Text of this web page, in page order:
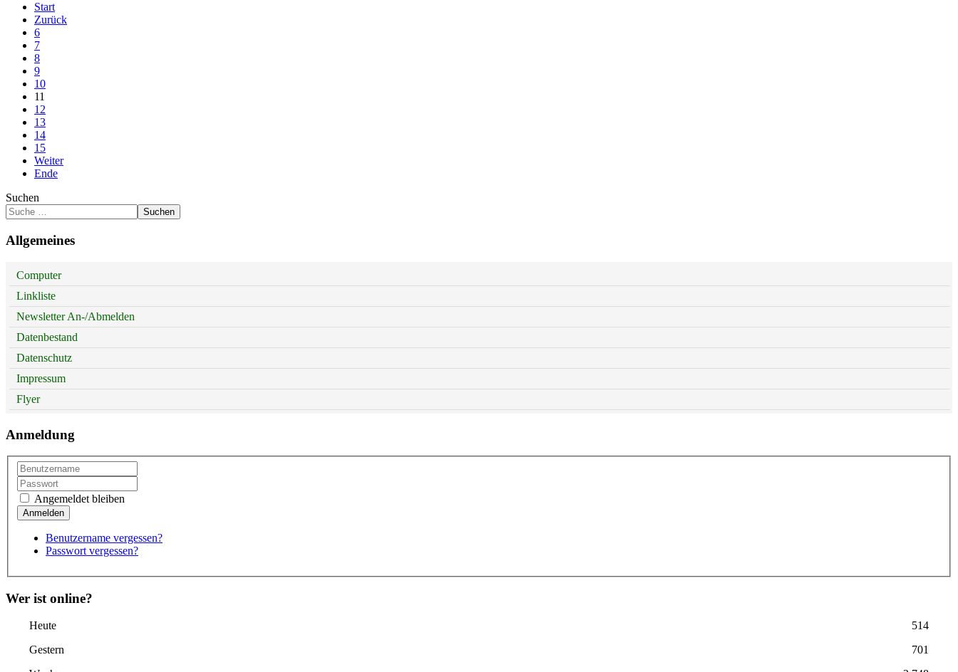
Start
Zurück
6
7
8
9
10
11
12
13
14
15
Weiter
Ende
Suchen
Suchen
Allgemeines
Computer
Linkliste
Newsletter An-/Abmelden
Datenbestand
Datenschutz
Impressum
Flyer
Anmeldung
Angemeldet bleiben
Benutzername vergessen?
Passwort vergessen?
Wer ist online?
Heute
514
Gestern
701